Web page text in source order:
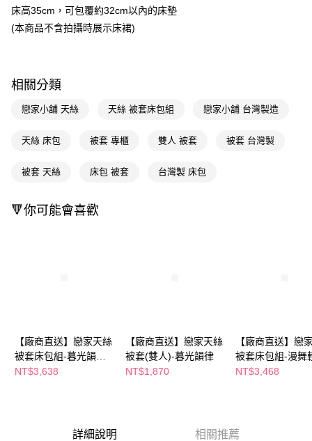
１．於結帳方式選擇「AFTEE先享後付」後，將跳轉至「AFTEE先享後付」
結帳頁面，進行簡訊認證並確認金額後，即可完成結帳。
２．訂單成立數日內，您將收到繳費通知簡訊。
購買商品的店家。未經商家同意取消之訂單仍視為有效，需透過AFTEE先享
後付繳納相關費用。
※ 交易是否成功請以「AFTEE先享後付 」之結帳頁面顯示為準，若有關於
１．透過由恩沛科技股份有限公司提供之「AFTEE先享後付」服務完成之交
２．關於個人資料處理事宜，請瀏覽以下網址：
https://aftee.tw/terms/#terms3
每筆NT$300
床高35cm，可包覆約32cm以內的床墊
(本商品不含拍攝時展示床裙)
相關分類
戀家小舖 天絲 天絲 被套床包組 戀家小舖 台灣製造
天絲 床包 被套 專櫃 雙人 被套 被套 台灣製
被套 天絲 床包 被套 台灣製 床包
🔻你可能會喜歡
【廠商直送】戀家天絲
被套床包組-暮光韻律-
加大
NT$3,638
【廠商直送】戀家天絲
被套(雙人)-暮光韻律
NT$1,870
【廠商直送】戀
被套床包組-漫舞
雙人
NT$3,468
詳細說明 相關推薦